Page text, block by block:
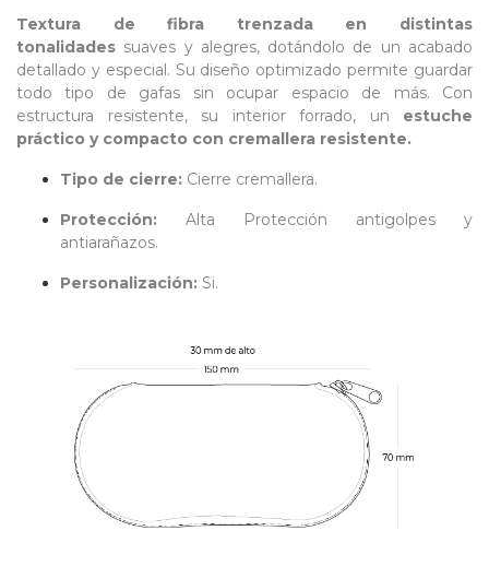
Textura de fibra trenzada en distintas
tonalidades suaves y alegres, dotándolo de un acabado
detallado y especial. Su diseño optimizado permite guardar
todo
tipo de gafas sin ocupar espacio de más. Con
estructura
resistente, su interior forrado, un estuche
práctico y compacto con cremallera resistente.
Tipo de cierre: Cierre cremallera.
Protección: Alta Protección antigolpes y
antiarañazos.
Personalización: Si.